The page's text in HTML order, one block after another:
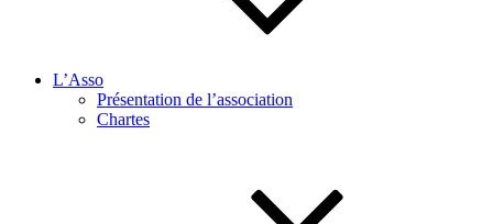
L’Asso
Présentation de l’association
Chartes